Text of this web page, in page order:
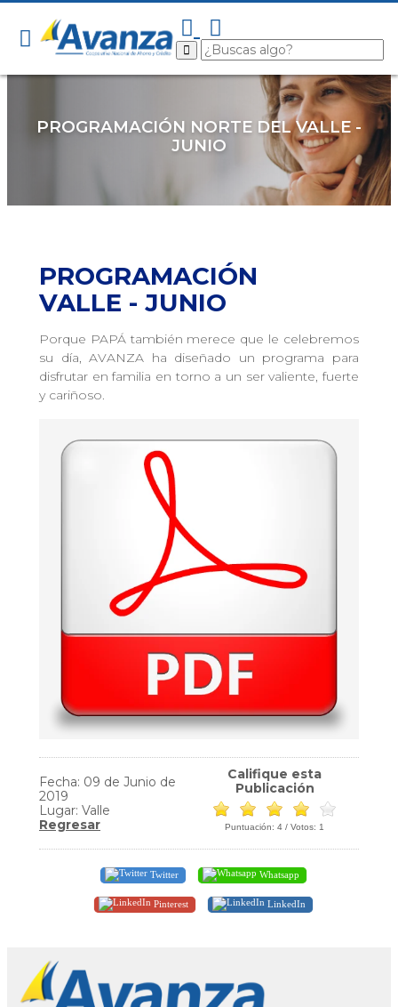
PROGRAMACIÓN NORTE DEL VALLE -
JUNIO
PROGRAMACIÓN
VALLE - JUNIO
Porque PAPÁ también merece que le celebremos
su día, AVANZA ha diseñado un programa para
disfrutar en familia en torno a un ser valiente, fuerte
y cariñoso.
Fecha: 09 de Junio de
2019
Lugar: Valle
Regresar
Califique esta
Publicación
Puntuación: 4 / Votos: 1
Twitter Whatsapp
Pinterest LinkedIn